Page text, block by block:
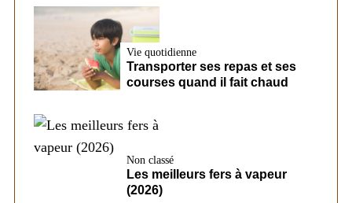
Vie quotidienne
Transporter ses repas et ses
courses quand il fait chaud
Non classé
Les meilleurs fers à vapeur
(2026)